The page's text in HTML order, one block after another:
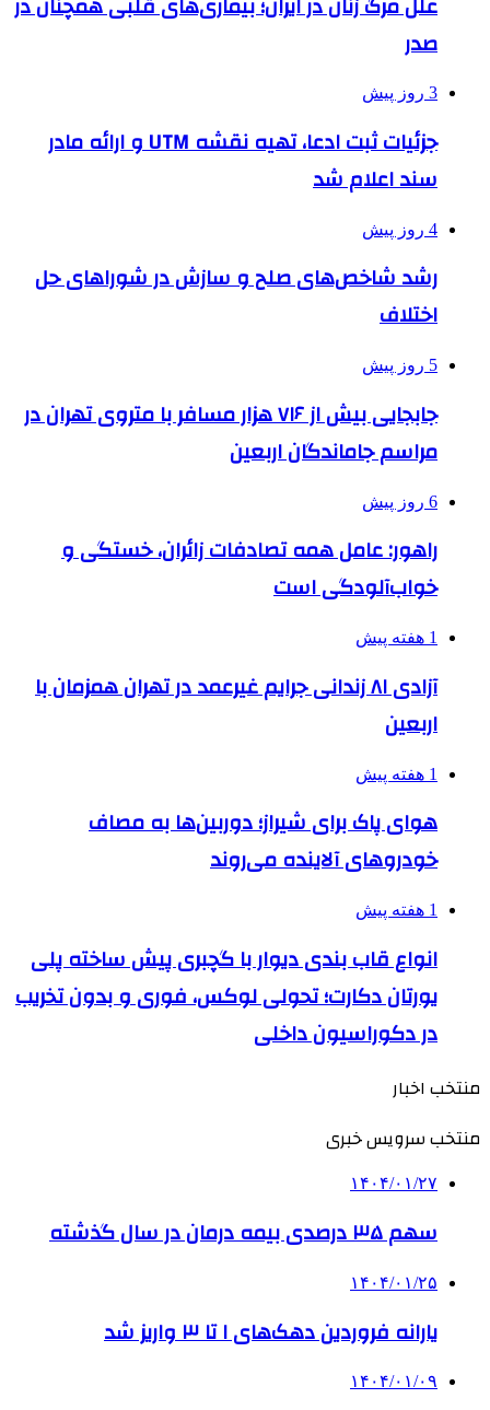
صدر
3 روز پیش
جزئیات ثبت ادعا، تهیه نقشه UTM و ارائه مادر
سند اعلام شد
4 روز پیش
رشد شاخص‌های صلح و سازش در شوراهای حل
اختلاف
5 روز پیش
جابجایی بیش از ۷۱۶ هزار مسافر با متروی تهران در
مراسم جاماندگان اربعین
6 روز پیش
راهور: عامل همه تصادفات زائران، خستگی و
خواب‌آلودگی است
1 هفته پیش
آزادی ۸۱ زندانی جرایم غیرعمد در تهران همزمان با
اربعین
1 هفته پیش
هوای پاک برای شیراز؛ دوربین‌ها به مصاف
خودروهای آلاینده می‌روند
1 هفته پیش
انواع قاب بندی دیوار با گچبری پیش ساخته پلی
یورتان دکارت؛ تحولی لوکس، فوری و بدون تخریب
در دکوراسیون داخلی
منتخب اخبار
منتخب سرویس خبری
۱۴۰۴/۰۱/۲۷
سهم ۳۵ درصدی بیمه درمان در سال گذشته
۱۴۰۴/۰۱/۲۵
یارانه فروردین دهک‌های ۱ تا ۳ واریز شد
۱۴۰۴/۰۱/۰۹